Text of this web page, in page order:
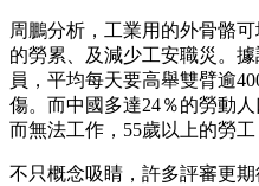
周鵬分析，工業用的外骨骼
的勞累、及減少工安職災。
員，平均每天要高舉雙臂逾
傷。而中國多達24％的勞動
而無法工作，55歲以上的勞工
不只概念吸睛，許多評審更